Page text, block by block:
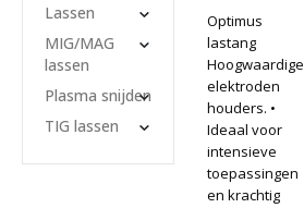
Optimus
lastang
Hoogwaardige
elektroden
houders. •
Ideaal voor
intensieve
toepassingen
en krachtig
Lassen
MIG/MAG
lassen
Plasma snijden
TIG lassen